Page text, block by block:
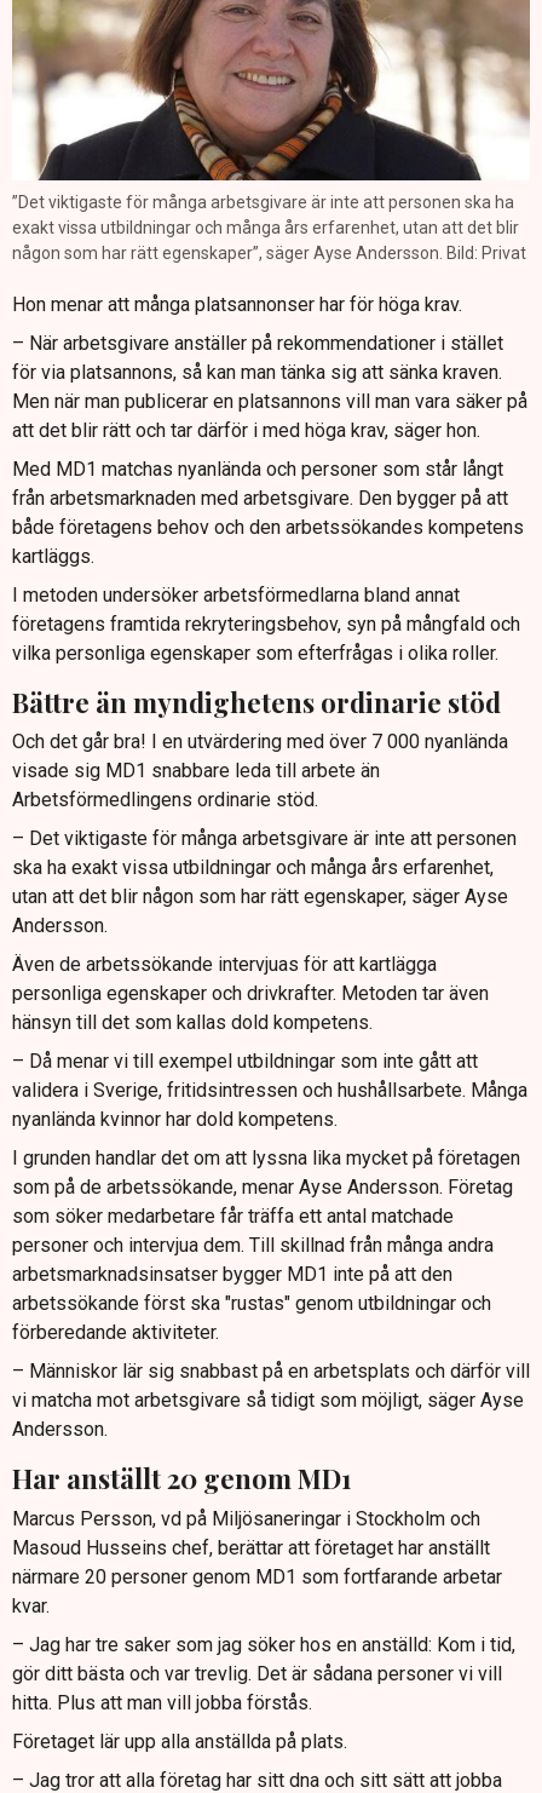
”Det viktigaste för många arbetsgivare är inte att personen ska ha
exakt vissa utbildningar och många års erfarenhet, utan att det blir
någon som har rätt egenskaper”, säger Ayse Andersson. Bild: Privat
Hon menar att många platsannonser har för höga krav.
– När arbetsgivare anställer på rekommendationer i stället
för via platsannons, så kan man tänka sig att sänka kraven.
Men när man publicerar en platsannons vill man vara säker på
att det blir rätt och tar därför i med höga krav, säger hon.
Med MD1 matchas nyanlända och personer som står långt
från arbetsmarknaden med arbetsgivare. Den bygger på att
både företagens behov och den arbetssökandes kompetens
kartläggs.
I metoden undersöker arbetsförmedlarna bland annat
företagens framtida rekryteringsbehov, syn på mångfald och
vilka personliga egenskaper som efterfrågas i olika roller.
Bättre än myndighetens ordinarie stöd
Och det går bra! I en utvärdering med över 7 000 nyanlända
visade sig MD1 snabbare leda till arbete än
Arbetsförmedlingens ordinarie stöd.
– Det viktigaste för många arbetsgivare är inte att personen
ska ha exakt vissa utbildningar och många års erfarenhet,
utan att det blir någon som har rätt egenskaper, säger Ayse
Andersson.
Även de arbetssökande intervjuas för att kartlägga
personliga egenskaper och drivkrafter. Metoden tar även
hänsyn till det som kallas dold kompetens.
– Då menar vi till exempel utbildningar som inte gått att
validera i Sverige, fritidsintressen och hushållsarbete. Många
nyanlända kvinnor har dold kompetens.
I grunden handlar det om att lyssna lika mycket på företagen
som på de arbetssökande, menar Ayse Andersson. Företag
som söker medarbetare får träffa ett antal matchade
personer och intervjua dem. Till skillnad från många andra
arbetsmarknadsinsatser bygger MD1 inte på att den
arbetssökande först ska "rustas" genom utbildningar och
förberedande aktiviteter.
– Människor lär sig snabbast på en arbetsplats och därför vill
vi matcha mot arbetsgivare så tidigt som möjligt, säger Ayse
Andersson.
Har anställt 20 genom MD1
Marcus Persson, vd på Miljösaneringar i Stockholm och
Masoud Husseins chef, berättar att företaget har anställt
närmare 20 personer genom MD1 som fortfarande arbetar
kvar.
– Jag har tre saker som jag söker hos en anställd: Kom i tid,
gör ditt bästa och var trevlig. Det är sådana personer vi vill
hitta. Plus att man vill jobba förstås.
Företaget lär upp alla anställda på plats.
– Jag tror att alla företag har sitt dna och sitt sätt att jobba